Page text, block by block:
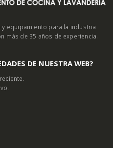
equipamiento para la industria
más de 35 años de experiencia.
DE NUESTRA WEB?